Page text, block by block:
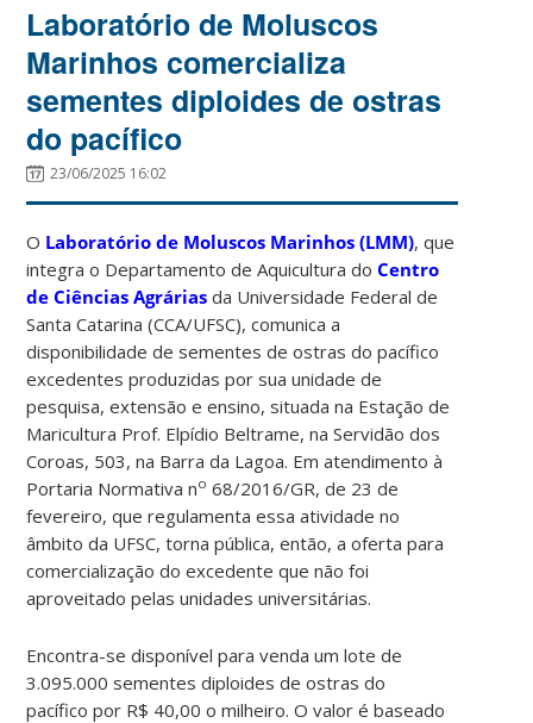
Laboratório de Moluscos
Marinhos comercializa
sementes diploides de ostras
do pacífico
23/06/2025 16:02
O Laboratório de Moluscos Marinhos (LMM), que
integra o Departamento de Aquicultura doCentro
de Ciências Agrárias da Universidade Federal de
Santa Catarina (CCA/UFSC), comunica a
disponibilidade de sementes de ostras do pacífico
excedentes produzidas por sua unidade de
pesquisa, extensão e ensino, situada na Estação de
Maricultura Prof. Elpídio Beltrame, na Servidão dos
Coroas, 503, na Barra da Lagoa. Em atendimento à
Portaria Normativa no 68/2016/GR, de 23 de
fevereiro, que regulamenta essa atividade no
âmbito da UFSC, torna pública, então, a oferta para
comercialização do excedente que não foi
aproveitado pelas unidades universitárias.
Encontra-se disponível para venda um lote de
3.095.000 sementes diploides de ostras do
pacífico por R$ 40,00 o milheiro. O valor é baseado